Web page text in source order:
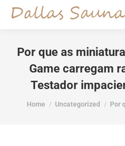
Por que as
Game carregam
Testador
You are here:
Home Uncategorized Por